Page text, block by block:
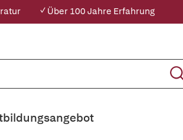
✓ Über 100 Jahre Erfahrung